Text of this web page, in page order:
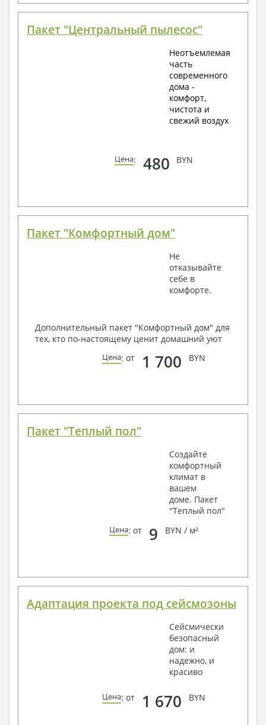
Пакет "Центральный пылесос"
Неотъемлемая
часть
современного
дома -
комфорт,
чистота и
свежий воздух
Цена: 480 BYN
Пакет "Комфортный дом"
Не
отказывайте
себе в
комфорте.
Дополнительный пакет "Комфортный дом" для
тех, кто по-настоящему ценит домашний уют
Цена: от 1 700 BYN
Пакет "Теплый пол"
Создайте
комфортный
климат в
вашем
доме. Пакет
"Теплый пол"
Цена: от 9 BYN / м²
Адаптация проекта под сейсмозоны
Сейсмически
безопасный
дом: и
надежно, и
красиво
Цена: от 1 670 BYN